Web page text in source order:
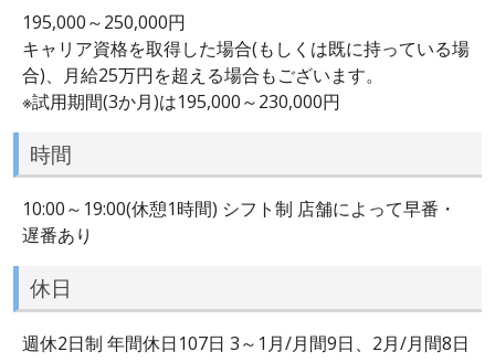
195,000～250,000円
キャリア資格を取得した場合(もしくは既に持っている場
合)、月給25万円を超える場合もございます。
※試用期間(3か月)は195,000～230,000円
時間
10:00～19:00(休憩1時間) シフト制 店舗によって早番・
遅番あり
休日
週休2日制 年間休日107日 3～1月/月間9日、2月/月間8日